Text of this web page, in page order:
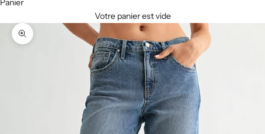
Panier
Votre panier est vide
Zoomer sur l'image